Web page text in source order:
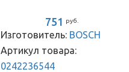
751 руб.
Изготовитель: BOSCH
Артикул товара:
0242236544